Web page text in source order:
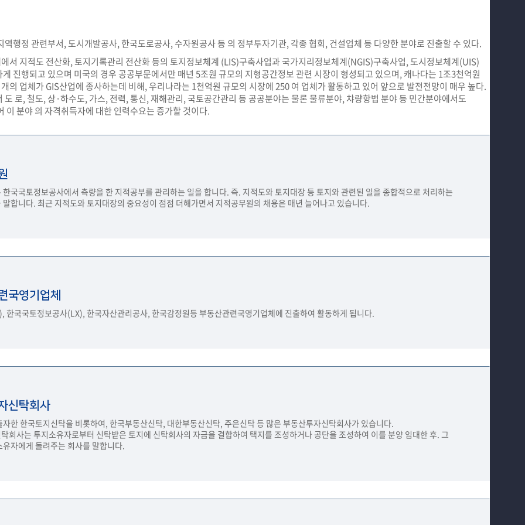
역행정 관련부서, 도시개발공사, 한국도로공사, 수자원공사 등 의 정부투자기관, 각종 협회, 건설업체 등 다양한 분야로 진출할 수 있다.
서 지적도 전산화, 토지기록관리 전산화 등의 토지정보체계 (LIS)구축사업과 국가지리정보체계(NGIS)구축사업, 도시정보체계(UIS)
진행되고 있으며 미국의 경우 공공부문에서만 매년 5조원 규모의 지형공간정보 관련 시장이 형성되고 있으며, 캐나다는 1조3천억원
의 업체가 GIS산업에 종사하는데 비해, 우리나라는 1천억원 규모의 시장에 250 여 업체가 활동하고 있어 앞으로 발전전망이 매우 높다.
도 로, 철도, 상·하수도, 가스, 전력, 통신, 재해관리, 국토공간관리 등 공공분야는 물론 물류분야, 챠량항법 분야 등 민간분야에서도
이 분야 의 자격취득자에 대한 인력수요는 증가할 것이다.
국국토정보공사에서 측량을 한 지적공부를 관리하는 일을 합니다. 즉. 지적도와 토지대장 등 토지와 관련된 일을 종합적으로 처리하는
합니다. 최근 지적도와 토지대장의 중요성이 점점 더해가면서 지적공무원의 채용은 매년 늘어나고 있습니다.
국영기업체
한국국토정보공사(LX), 한국자산관리공사, 한국감정원등 부동산관련국영기업체에 진출하여 활동하게 됩니다.
신탁회사
한 한국토지신탁을 비롯하여, 한국부동산신탁, 대한부동산신탁, 주은신탁 등 많은 부동산투자신탁회사가 있습니다.
회사는 투지소유자로부터 신탁받은 토지에 신탁회사의 자금을 결합하여 택지를 조성하거나 공단을 조성하여 이를 분양 임대한 후. 그
자에게 돌려주는 회사를 말합니다.